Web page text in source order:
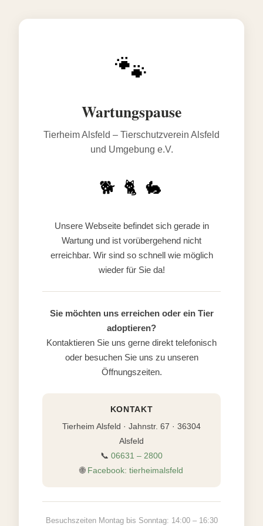
🐾
Wartungspause
Tierheim Alsfeld – Tierschutzverein Alsfeld
und Umgebung e.V.
🐕 🐈 🐇
Unsere Webseite befindet sich gerade in
Wartung und ist vorübergehend nicht
erreichbar. Wir sind so schnell wie möglich
wieder für Sie da!
Sie möchten uns erreichen oder ein Tier
adoptieren?
Kontaktieren Sie uns gerne direkt telefonisch
oder besuchen Sie uns zu unseren
Öffnungszeiten.
KONTAKT
Tierheim Alsfeld · Jahnstr. 67 · 36304
Alsfeld
📞 06631 – 2800
🌐 Facebook: tierheimalsfeld
Besuchszeiten Montag bis Sonntag: 14:00 – 16:30